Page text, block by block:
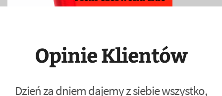
Opinie Klientów
Dzień za dniem dajemy z siebie wszystko,